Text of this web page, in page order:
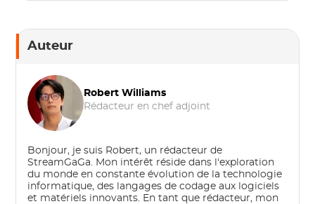
Auteur
Robert Williams
Rédacteur en chef adjoint
Bonjour, je suis Robert, un rédacteur de
StreamGaGa. Mon intérêt réside dans l'exploration
du monde en constante évolution de la technologie
informatique, des langages de codage aux logiciels
et matériels innovants. En tant que rédacteur, mon